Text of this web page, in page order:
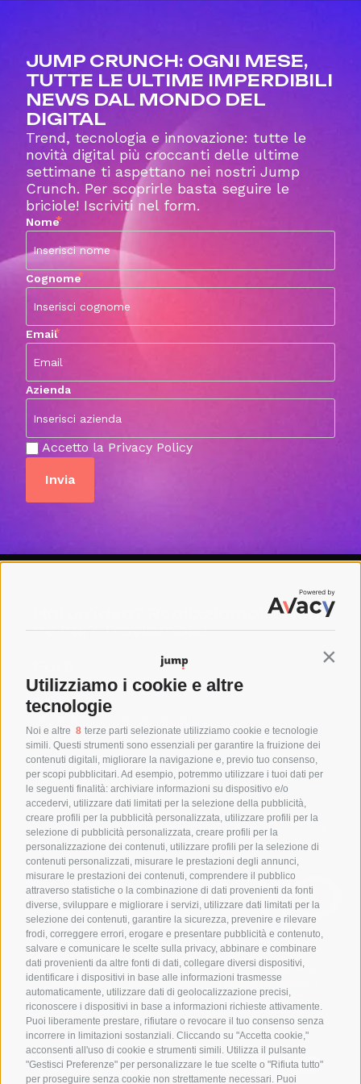
Utilizziamo i cookie e altre
tecnologie
Noi e altre 8 terze parti selezionate utilizziamo cookie e tecnologie
simili. Questi strumenti sono essenziali per garantire la fruizione dei
contenuti digitali, migliorare la navigazione e, previo tuo consenso,
per scopi pubblicitari. Ad esempio, potremmo utilizzare i tuoi dati per
le seguenti finalità: archiviare informazioni su dispositivo e/o
accedervi, utilizzare dati limitati per la selezione della pubblicità,
creare profili per la pubblicità personalizzata, utilizzare profili per la
selezione di pubblicità personalizzata, creare profili per la
personalizzazione dei contenuti, utilizzare profili per la selezione di
contenuti personalizzati, misurare le prestazioni degli annunci,
misurare le prestazioni dei contenuti, comprendere il pubblico
attraverso statistiche o la combinazione di dati provenienti da fonti
diverse, sviluppare e migliorare i servizi, utilizzare dati limitati per la
selezione dei contenuti, garantire la sicurezza, prevenire e rilevare
frodi, correggere errori, erogare e presentare pubblicità e contenuto,
salvare e comunicare le scelte sulla privacy, abbinare e combinare
dati provenienti da altre fonti di dati, collegare diversi dispositivi,
identificare i dispositivi in base alle informazioni trasmesse
automaticamente, utilizzare dati di geolocalizzazione precisi,
riconoscere i dispositivi in base a informazioni richieste attivamente.
Puoi liberamente prestare, rifiutare o revocare il tuo consenso senza
incorrere in limitazioni sostanziali. Cliccando su "Accetta cookie,"
acconsenti all'uso di cookie e strumenti simili. Utilizza il pulsante
"Gestisci Preferenze" per personalizzare le tue scelte o "Rifiuta tutto"
per proseguire senza cookie non strettamente necessari. Puoi
JUMP CRUNCH: OGNI MESE,
TUTTE LE ULTIME IMPERDIBILI
NEWS DAL MONDO DEL
DIGITAL
Trend, tecnologia e innovazione: tutte le
novità digital più croccanti delle ultime
settimane ti aspettano nei nostri Jump
Crunch. Per scoprirle basta seguire le
briciole! Iscriviti nel form.
Nome*
Cognome*
Email*
Azienda
Accetto la Privacy Policy
Hai un’idea? Realizziamola! Non
ne hai? Troviamole!
Via Bertini 207 47122, Forlì (FC)
Milano
Via F. Bocconi 9, 20136 Milano
SAY HELLO
+39 0543 1796899
info@jumpgroup.it
THINK AHEAD THINK AHEAD
Copyright © 2024 Jump Group Srl – All Rights
Reserved | Cap. Soc. 10.000,00 €. P.I. 04293540409 |
Privacy Policy|Cookie Policy|Preferenze Cookie
Obbligo Trasparenza L. 124/2017|SA8000:2014
Politica ISO9001 |Segnalazioni Whistleblowing|
Responsabilità di comunicazione dei beneficiari 2021-
2027 |Politica di parità di genere